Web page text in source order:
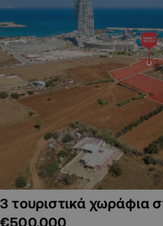
3 τουριστικά χωράφια
€500,000